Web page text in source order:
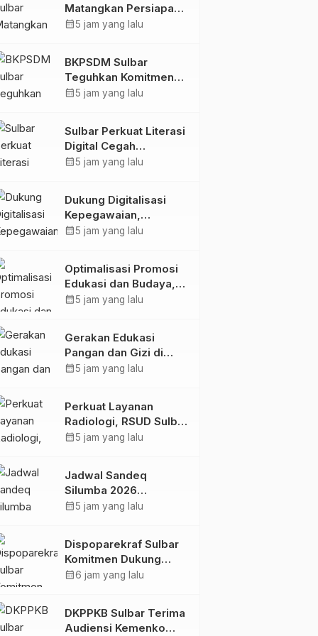
Matangkan Persiapan
HUT Ke-81 RI, Puncak
calendar_month5 jam yang lalu
BKPSDM Sulbar
Teguhkan Komitmen
Pengembangan
Penandatanganan
Perjanjian Tugas
Belajar 2026
calendar_month5 jam yang lalu
Sulbar Perkuat Literasi
Digital Cegah
Kejahatan Love
calendar_month5 jam yang lalu
Dukung Digitalisasi
Kepegawaian,
DPMPTSP Sulbar Siap
calendar_month5 jam yang lalu
Optimalisasi Promosi
Edukasi dan Budaya,
Anjungan Provinsi
Bersama Sky World
TMII
calendar_month5 jam yang lalu
Gerakan Edukasi
Pangan dan Gizi di
Mamasa: Tingkatkan
dalam Pemenuhan Gizi
calendar_month5 jam yang lalu
Perkuat Layanan
Radiologi, RSUD Sulbar
Sambut Kembali dr. Iis
calendar_month5 jam yang lalu
Jadwal Sandeq
Silumba 2026
Disesuaikan,
Tetap Dimatangkan
calendar_month5 jam yang lalu
Dispoparekraf Sulbar
Komitmen Dukung
Penyusunan RAD
calendar_month6 jam yang lalu
DKPPKB Sulbar Terima
Audiensi Kemenko